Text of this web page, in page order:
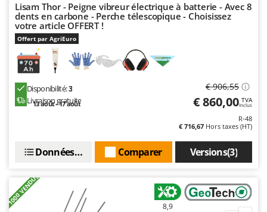
Stiga
Stocker
Sunseeker
Tecla
TecnoGen
Tenco
Titania
Tornado
Lisam Thor - Peigne vibreur électrique à batterie - Avec 8
dents en carbone - Perche télescopique - Choisissez
votre article OFFERT !
Offert par AgriEuro
Disponibilité:3
Livraison gratuite
13 août - 17 août
€ 906,55
€ 860,00 TVA
Inclus
R-48
€ 716,67 Hors taxes (HT)
Versions(3)
Comparer
Données techniques
+1000 VENDUS 8,9